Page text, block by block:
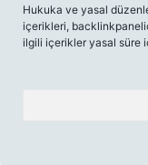
Hukuka ve yasal
içerikleri,
ilgili içerikler yasal süre